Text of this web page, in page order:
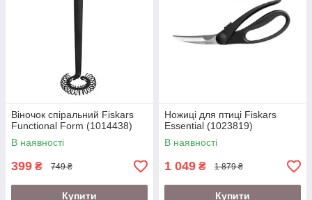
Віночок спіральний Fiskars
Functional Form (1014438)
В наявності
399 ₴ 749 ₴
Купити
Ножиці для птиці Fiskars
Essential (1023819)
В наявності
1 049 ₴ 1 879 ₴
Купити